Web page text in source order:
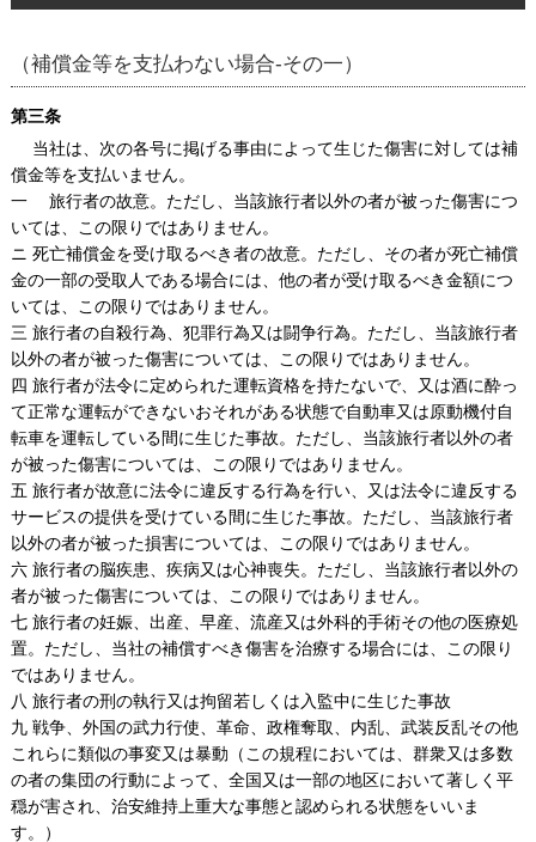
（補償金等を支払わない場合-その一）
第三条
当社は、次の各号に掲げる事由によって生じた傷害に対しては補
償金等を支払いません。
一 旅行者の故意。ただし、当該旅行者以外の者が被った傷害につ
いては、この限りではありません。
ニ 死亡補償金を受け取るべき者の故意。ただし、その者が死亡補償
金の一部の受取人である場合には、他の者が受け取るべき金額につ
いては、この限りではありません。
三 旅行者の自殺行為、犯罪行為又は闘争行為。ただし、当該旅行者
以外の者が被った傷害については、この限りではありません。
四 旅行者が法令に定められた運転資格を持たないで、又は酒に酔っ
て正常な運転ができないおそれがある状態で自動車又は原動機付自
転車を運転している間に生じた事故。ただし、当該旅行者以外の者
が被った傷害については、この限りではありません。
五 旅行者が故意に法令に違反する行為を行い、又は法令に違反する
サービスの提供を受けている間に生じた事故。ただし、当該旅行者
以外の者が被った損害については、この限りではありません。
六 旅行者の脳疾患、疾病又は心神喪失。ただし、当該旅行者以外の
者が被った傷害については、この限りではありません。
七 旅行者の妊娠、出産、早産、流産又は外科的手術その他の医療処
置。ただし、当社の補償すべき傷害を治療する場合には、この限り
ではありません。
八 旅行者の刑の執行又は拘留若しくは入監中に生じた事故
九 戦争、外国の武力行使、革命、政権奪取、内乱、武装反乱その他
これらに類似の事変又は暴動（この規程においては、群衆又は多数
の者の集団の行動によって、全国又は一部の地区において著しく平
穏が害され、治安維持上重大な事態と認められる状態をいいま
す。）